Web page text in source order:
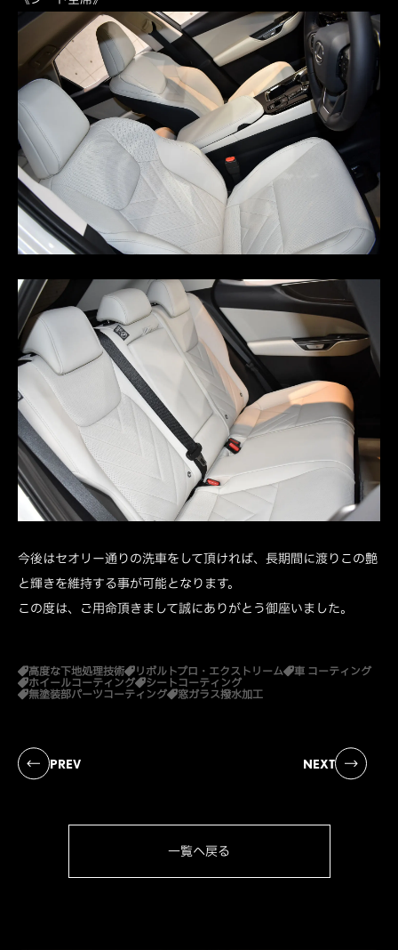
今後はセオリー通りの洗車をして頂ければ、長期間に渡りこの艶
と輝きを維持する事が可能となります。
この度は、ご用命頂きまして誠にありがとう御座いました。
高度な下地処理技術 リボルトプロ・エクストリーム
車 コーティング
ホイールコーティング
シートコーティング
無塗装部パーツコーティング
窓ガラス撥水加工
PREV NEXT
一覧へ戻る